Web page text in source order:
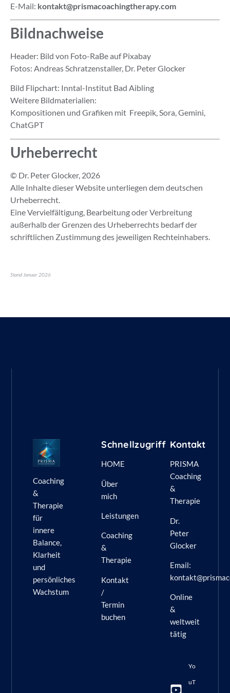
E-Mail: kontakt@prismacoachingtherapy.com
Bildnachweise
Header: Bild von Foto-RaBe auf Pixabay
Fotos: Andreas Schratzenstaller, Dr. Peter Glocker
Bild Flipchart: Inntal-Institut Bad Aibling
Weitere Bildmaterialien:
Kompositionen und Grafiken mit Freepik, Sora, Gemini,
ChatGPT
Urheberrecht
© Dr. Peter Glocker, 2026
Alle Inhalte dieser Website unterliegen dem deutschen
Urheberrecht.
Eine Vervielfältigung, Bearbeitung oder Verbreitung
außerhalb der Grenzen des Urheberrechts bedarf der
schriftlichen Zustimmung des jeweiligen Rechteinhabers.
Stand Januar 2026
Coaching
&
Therapie
für
innere
Balance,
Klarheit
und
persönliches
Wachstum
Schnellzugriff
HOME
Über
mich
Leistungen
Coaching
&
Therapie
Kontakt
/
Termin
buchen
Kontakt
PRISMA
Coaching
&
Therapie
Dr.
Peter
Glocker
Email:
Online
&
weltweit
tätig
Yo
uT